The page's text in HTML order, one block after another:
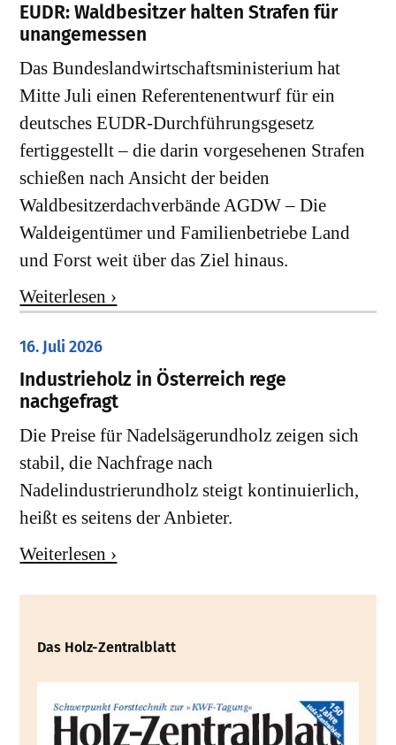
EUDR: Waldbesitzer halten Strafen für
unangemessen
Das Bundeslandwirtschaftsministerium hat
Mitte Juli einen Referentenentwurf für ein
deutsches EUDR-Durchführungsgesetz
fertiggestellt – die darin vorgesehenen Strafen
schießen nach Ansicht der beiden
Waldbesitzerdachverbände AGDW – Die
Waldeigentümer und Familienbetriebe Land
und Forst weit über das Ziel hinaus.
Weiterlesen ›
16. Juli 2026
Industrieholz in Österreich rege
nachgefragt
Die Preise für Nadelsägerundholz zeigen sich
stabil, die Nachfrage nach
Nadelindustrierundholz steigt kontinuierlich,
heißt es seitens der Anbieter.
Weiterlesen ›
Das Holz-Zentralblatt